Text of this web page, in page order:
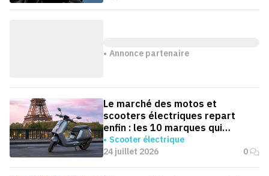
Annonce partenaire
Le marché des motos et
scooters électriques repart
enfin : les 10 marques qui
dominent la France
Scooter électrique
24 juillet 2026
0